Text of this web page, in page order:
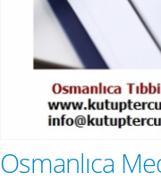
Osmanlıca